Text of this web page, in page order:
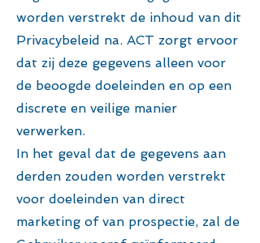
worden verstrekt de inhoud van dit
Privacybeleid na. ACT zorgt ervoor
dat zij deze gegevens alleen voor
de beoogde doeleinden en op een
discrete en veilige manier
verwerken.
In het geval dat de gegevens aan
derden zouden worden verstrekt
voor doeleinden van direct
marketing of van prospectie, zal de